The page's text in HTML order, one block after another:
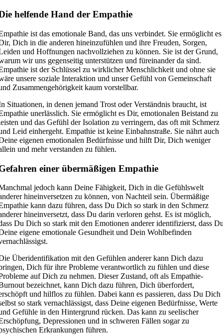
helfende Hand der Empathie
ist das emotionale Band, das uns verbindet. Sie ermöglicht es
Dich in die anderen hineinzufühlen und ihre Freuden, Sorgen,
und Hoffnungen nachvollziehen zu können. Sie ist der Grund,
wir uns gegenseitig unterstützen und füreinander da sind.
ist der Schlüssel zu wirklicher Menschlichkeit und ohne sie
unsere soziale Interaktion und unser Gefühl von Gemeinschaft
Zusammengehörigkeit kaum vorstellbar.
Situationen, in denen jemand Trost oder Verständnis braucht, ist
unerlässlich. Sie ermöglicht es Dir, emotionalen Beistand zu
und das Gefühl der Isolation zu verringern, das oft mit Schmerz
Leid einhergeht. Empathie ist keine Einbahnstraße. Sie nährt auch
eigenen emotionalen Bedürfnisse und hilft Dir, Dich weniger
und mehr verstanden zu fühlen.
einer übermäßigen Empathie
jedoch kann Deine Fähigkeit, Dich in die Gefühlswelt
hineinversetzen zu können, von Nachteil sein. Übermäßige
kann dazu führen, dass Du Dich so stark in den Schmerz
hineinversetzt, dass Du darin verloren gehst. Es ist möglich,
Du Dich so stark mit den Emotionen anderer identifizierst, dass
eigene emotionale Gesundheit und Dein Wohlbefinden
Überidentifikation mit den Gefühlen anderer kann Dich dazu
Dich für ihre Probleme verantwortlich zu fühlen und diese
auf Dich zu nehmen. Dieser Zustand, oft als Empathie-
bezeichnet, kann Dich dazu führen, Dich überfordert,
und hilflos zu fühlen. Dabei kann es passieren, dass Du Dich
so stark vernachlässigst, dass Deine eigenen Bedürfnisse, Werte
Gefühle in den Hintergrund rücken. Das kann zu seelischer
Depressionen und in schweren Fällen sogar zu
Erkrankungen führen.